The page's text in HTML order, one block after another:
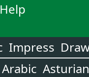
Impress
Arabic Asturian